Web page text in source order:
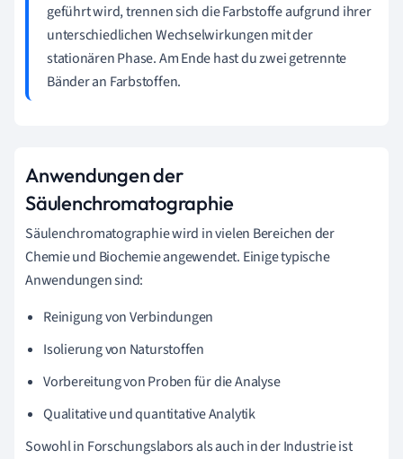
geführt wird, trennen sich die Farbstoffe aufgrund ihrer
unterschiedlichen Wechselwirkungen mit der
stationären Phase. Am Ende hast du zwei getrennte
Bänder an Farbstoffen.
Anwendungen der
Säulenchromatographie
Säulenchromatographie wird in vielen Bereichen der
Chemie und Biochemie angewendet. Einige typische
Anwendungen sind:
Reinigung von Verbindungen
Isolierung von Naturstoffen
Vorbereitung von Proben für die Analyse
Qualitative und quantitative Analytik
Sowohl in Forschungslabors als auch in der Industrie ist